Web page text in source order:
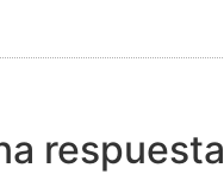
respuesta